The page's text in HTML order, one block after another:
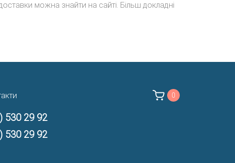
можна знайти на сайті. Більш докладні
530 29 92
530 29 92
0